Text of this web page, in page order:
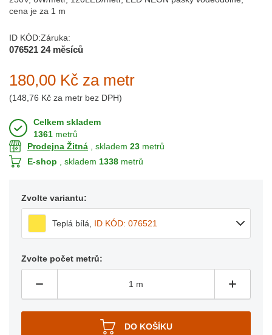
cena je za 1 m
ID KÓD:
076521
Záruka:
24 měsíců
180,00 Kč za metr
(148,76 Kč za metr bez DPH)
Celkem skladem
1361 metrů
Prodejna Žitná , skladem 23 metrů
E-shop , skladem 1338 metrů
Zvolte variantu:
Teplá bílá, ID KÓD: 076521
Zvolte počet metrů: